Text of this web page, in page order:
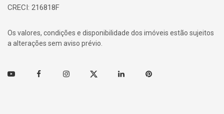
CRECI: 216818F
Os valores, condições e disponibilidade dos imóveis estão sujeitos
a alterações sem aviso prévio.
Youtube FacebookInstagramTwitter Linkedin Pinterest